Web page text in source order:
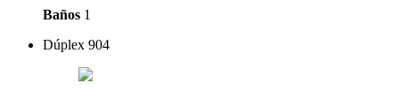
Baños 1
Dúplex 904